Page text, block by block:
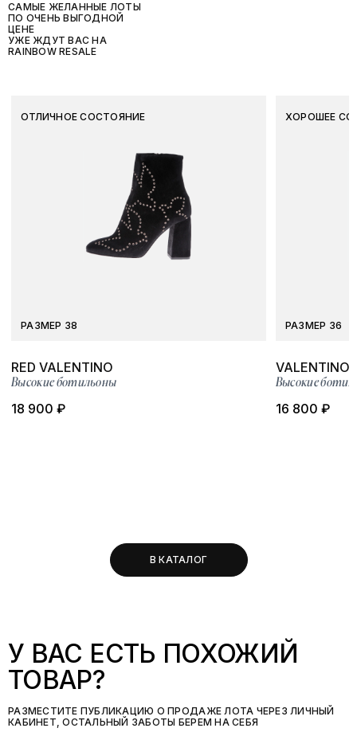
САМЫЕ ЖЕЛАННЫЕ ЛОТЫ
ПО ОЧЕНЬ ВЫГОДНОЙ
ЦЕНЕ
УЖЕ ЖДУТ ВАС НА
RAINBOW RESALE
ОТЛИЧНОЕ СОСТОЯНИЕ
РАЗМЕР 38
RED VALENTINO
Высокие ботильоны
18 900 ₽
ХОРОШЕЕ
РАЗМЕР 36
VALENTINO
Высокие
16 800 ₽
В КАТАЛОГ
У ВАС ЕСТЬ ПОХОЖИЙ
ТОВАР?
РАЗМЕСТИТЕ ПУБЛИКАЦИЮ О ПРОДАЖЕ ЛОТА ЧЕРЕЗ ЛИЧНЫЙ
КАБИНЕТ, ОСТАЛЬНЫЙ ЗАБОТЫ БЕРЕМ НА СЕБЯ